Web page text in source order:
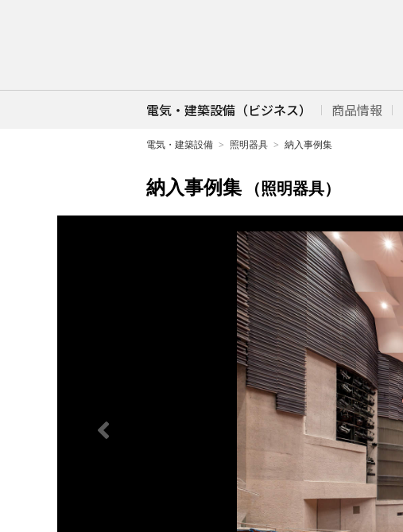
電気・建築設備（ビジネス） 商品情報
電気・建築設備 照明器具 納入事例集
納入事例集 （照明器具）